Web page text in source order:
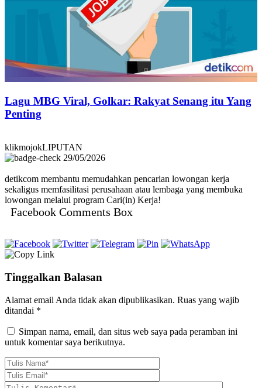
Lagu MBG Viral, Golkar: Rakyat Senang itu Yang
Penting
klikmojokLIPUTAN
29/05/2026
detikcom membantu memudahkan pencarian lowongan kerja
sekaligus memfasilitasi perusahaan atau lembaga yang membuka
lowongan melalui program Cari(in) Kerja!
Facebook Comments Box
Tinggalkan Balasan
Alamat email Anda tidak akan dipublikasikan. Ruas yang wajib
ditandai *
Simpan nama, email, dan situs web saya pada peramban ini
untuk komentar saya berikutnya.